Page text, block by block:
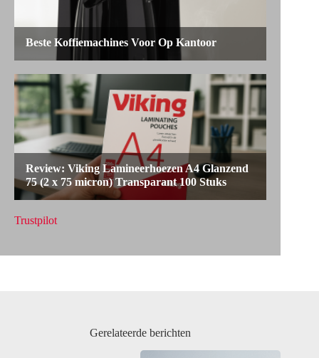
Trustpilot
Gerelateerde berichten